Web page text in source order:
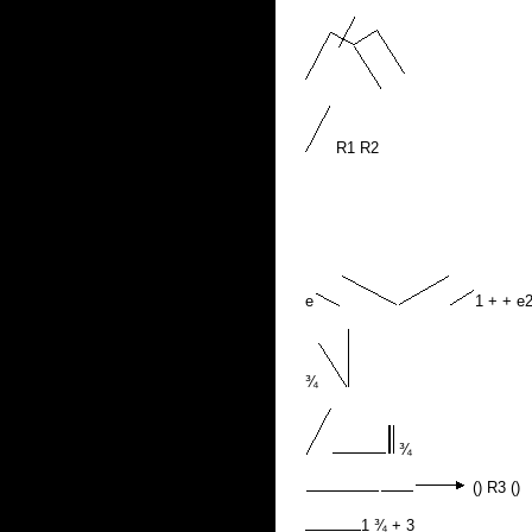
R1 R2
e 1 + + e2
¾
¾
() R3 ()
1 ¾ + 3